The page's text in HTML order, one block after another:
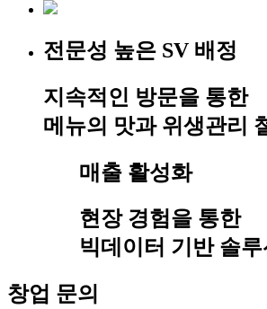
전문성 높은 SV 배정
지속적인 방문을 통한
메뉴의 맛과 위생관리
매출 활성화
현장 경험을 통한
빅데이터 기반 솔루
창업 문의